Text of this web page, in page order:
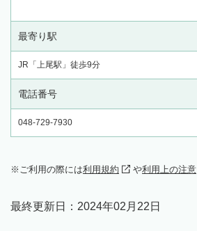
最寄り駅
JR「上尾駅」徒歩9分
電話番号
048-729-7930
ご利用の際には利用規約 や利用上の注意
最終更新日： 2024年02月22日